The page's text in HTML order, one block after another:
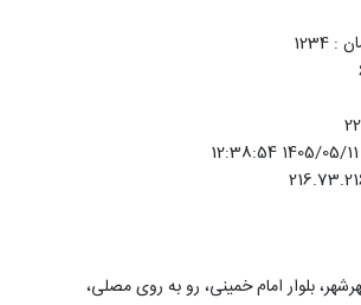
1234
بلوار امام خمینی، رو به روی مصلی،